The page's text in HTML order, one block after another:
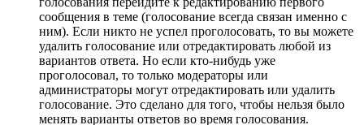
сообщения в теме (голосование всегда связан именно с
ним). Если никто не успел проголосовать, то вы можете
удалить голосование или отредактировать любой из
вариантов ответа. Но если кто-нибудь уже
проголосовал, то только модераторы или
администраторы могут отредактировать или удалить
голосование. Это сделано для того, чтобы нельзя было
менять варианты ответов во время голосования.